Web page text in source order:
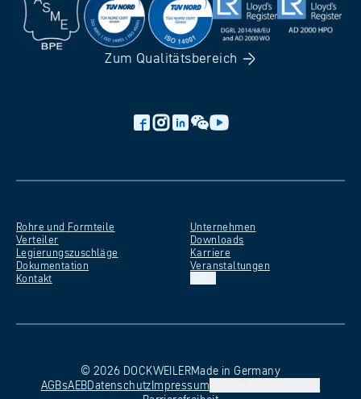
Zum Qualitätsbereich
Rohre und Formteile
Verteiler
Legierungszuschläge
Dokumentation
Kontakt
Unternehmen
Downloads
Karriere
Veranstaltungen
© 2026 DOCKWEILERMade in Germany
AGBsAEBDatenschutzImpressum